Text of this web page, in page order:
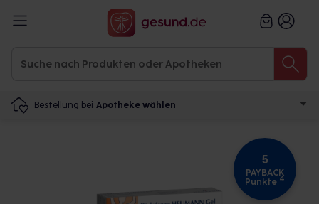
Bestellung bei Apotheke wählen
5
PAYBACK
Punkte 4